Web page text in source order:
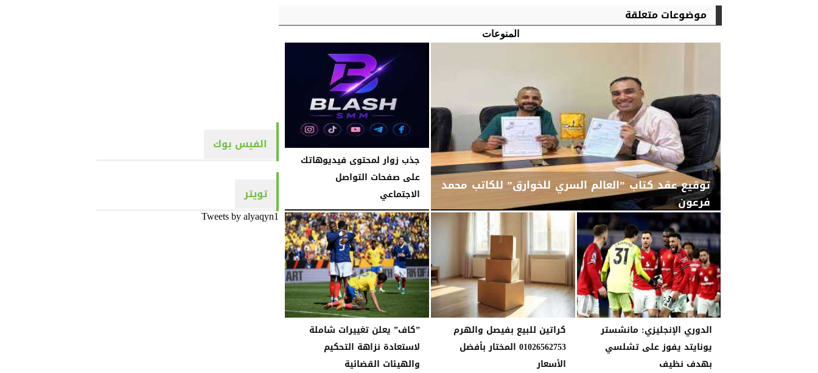
موضوعات متعلقة
المنوعات
توقيع عقد كتاب ”العالم السري للخوارق” للكاتب محمد
فرعون
الإثنين، 22 يونيو 2026 12:11 مـ
جذب زوار لمحتوى فيديوهاتك
على صفحات التواصل
الاجتماعي
السبت، 16 مايو 2026 10:59 صـ
الدوري الإنجليزي: مانشستر
يونايتد يفوز على تشلسي
بهدف نظيف
كراتين للبيع بفيصل والهرم
01026562753 المختار بأفضل
الأسعار
”كاف” يعلن تغييرات شاملة
لاستعادة نزاهة التحكيم
والهيئات القضائية
الفيس بوك
تويتر
Tweets by alyaqyn1